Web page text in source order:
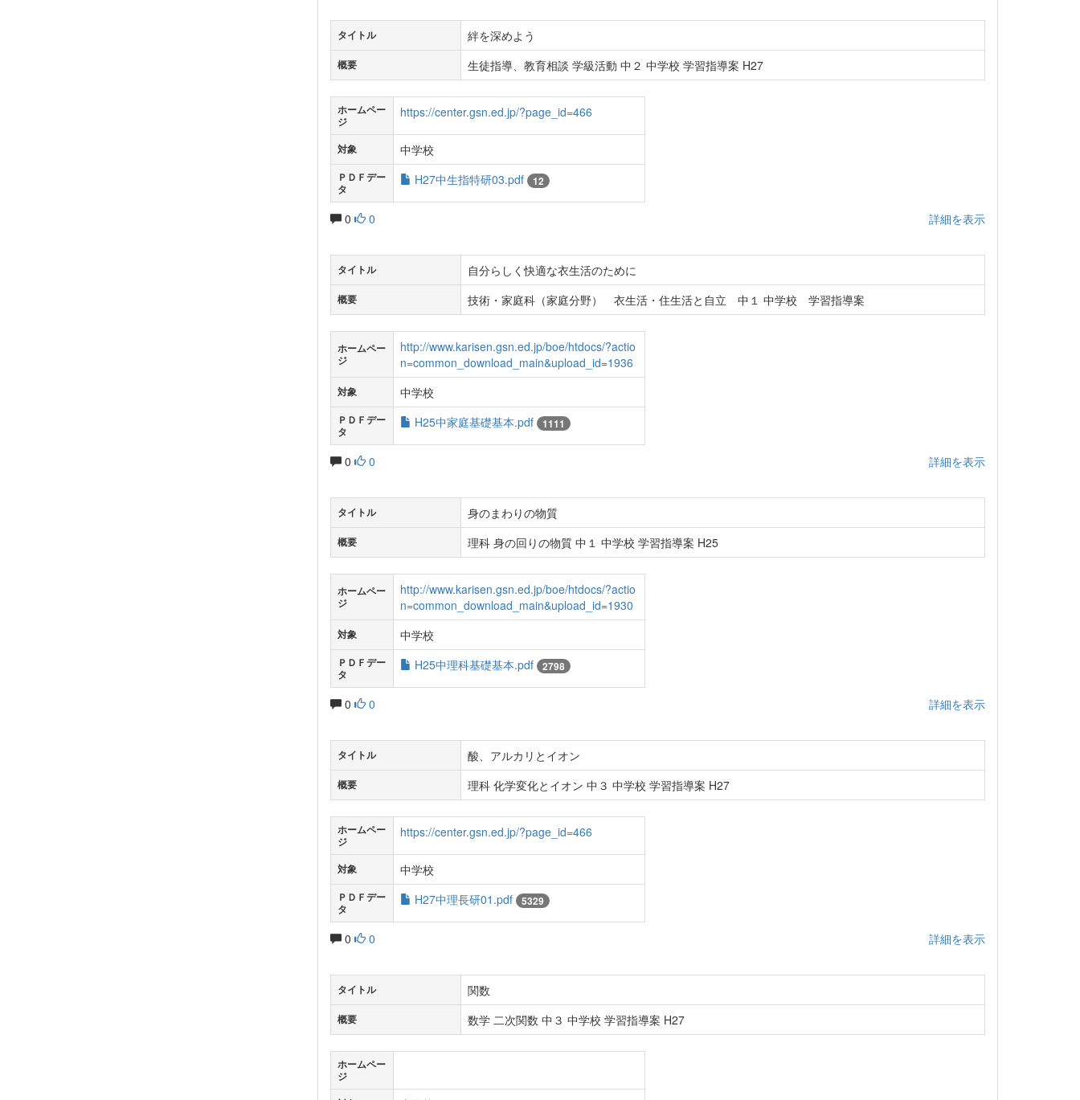
タイトル 絆を深めよう
概要 生徒指導、教育相談 学級活動 中２ 中学校 学習指導案 H27
ホームペー
ジ
https://center.gsn.ed.jp/?page_id=466
対象 中学校
ＰＤＦデー
タ
H27中生指特研03.pdf 12
0 0 詳細を表示
タイトル 自分らしく快適な衣生活のために
概要 技術・家庭科（家庭分野） 衣生活・住生活と自立 中１ 中学校 学習指導案
ホームペー
ジ
http://www.karisen.gsn.ed.jp/boe/htdocs/?actio
n=common_download_main&upload_id=1936
対象 中学校
ＰＤＦデー
タ
H25中家庭基礎基本.pdf 1111
0 0 詳細を表示
タイトル 身のまわりの物質
概要 理科 身の回りの物質 中１ 中学校 学習指導案 H25
ホームペー
ジ
http://www.karisen.gsn.ed.jp/boe/htdocs/?actio
n=common_download_main&upload_id=1930
対象 中学校
ＰＤＦデー
タ
H25中理科基礎基本.pdf 2798
0 0 詳細を表示
タイトル 酸、アルカリとイオン
概要 理科 化学変化とイオン 中３ 中学校 学習指導案 H27
ホームペー
ジ
https://center.gsn.ed.jp/?page_id=466
対象 中学校
ＰＤＦデー
タ
H27中理長研01.pdf 5329
0 0 詳細を表示
タイトル 関数
概要 数学 二次関数 中３ 中学校 学習指導案 H27
ホームペー
ジ